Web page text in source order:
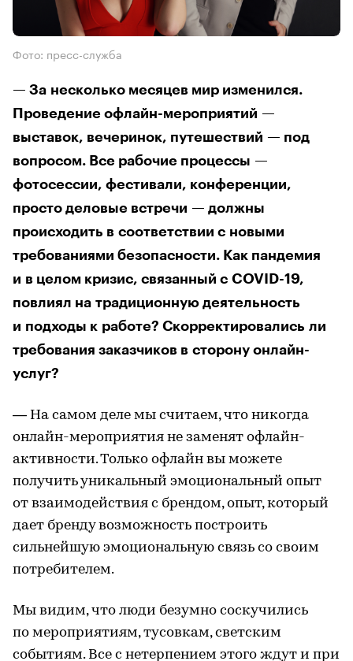
Фото: пресс-служба
— За несколько месяцев мир изменился.
Проведение офлайн-мероприятий —
выставок, вечеринок, путешествий — под
вопросом. Все рабочие процессы —
фотосессии, фестивали, конференции,
просто деловые встречи — должны
происходить в соответствии с новыми
требованиями безопасности. Как пандемия
и в целом кризис, связанный с COVID-19,
повлиял на традиционную деятельность
и подходы к работе? Скорректировались ли
требования заказчиков в сторону онлайн-
услуг?
— На самом деле мы считаем, что никогда
онлайн-мероприятия не заменят офлайн-
активности. Только офлайн вы можете
получить уникальный эмоциональный опыт
от взаимодействия с брендом, опыт, который
дает бренду возможность построить
сильнейшую эмоциональную связь со своим
потребителем.
Мы видим, что люди безумно соскучились
по мероприятиям, тусовкам, светским
событиям. Все с нетерпением этого ждут и при